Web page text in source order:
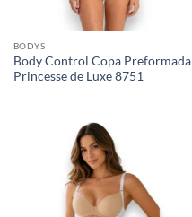
BODYS
Body Control Copa Preformada
Princesse de Luxe 8751